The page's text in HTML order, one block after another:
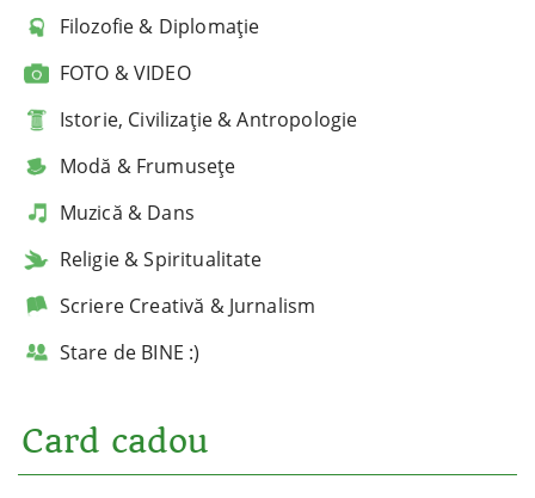
Filozofie & Diplomație
FOTO & VIDEO
Istorie, Civilizație & Antropologie
Modă & Frumusețe
Muzică & Dans
Religie & Spiritualitate
Scriere Creativă & Jurnalism
Stare de BINE :)
Card cadou